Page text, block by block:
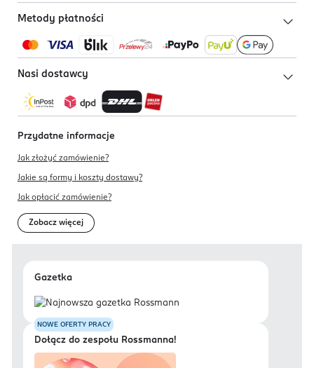
Metody płatności
Nasi dostawcy
Przydatne informacje
Jak złożyć zamówienie?
Jakie są formy i koszty dostawy?
Jak opłacić zamówienie?
Zobacz więcej
Gazetka
NOWE OFERTY PRACY
Dołącz do zespołu Rossmanna!